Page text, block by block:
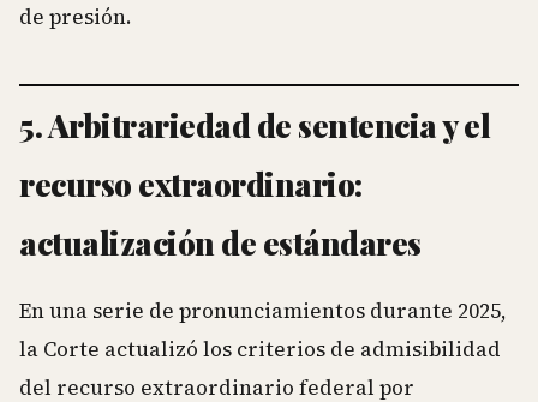
de presión.
5. Arbitrariedad de sentencia y el
recurso extraordinario:
actualización de estándares
En una serie de pronunciamientos durante 2025,
la Corte actualizó los criterios de admisibilidad
del recurso extraordinario federal por